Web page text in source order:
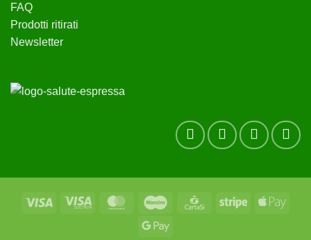
FAQ
Prodotti ritirati
Newsletter
Visa
Visa
MasterCardMaestro CartaSi Stripe
Apple
Google